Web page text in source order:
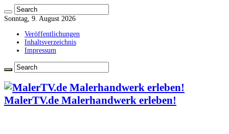
Sonntag, 9. August 2026
Veröffentlichungen
Inhaltsverzeichnis
Impressum
MalerTV.de Malerhandwerk erleben!